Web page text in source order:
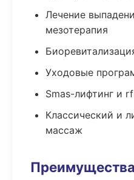
Лечение
мезотерапия
Уходовые
Smas-лифтинг и
Классический и
массаж